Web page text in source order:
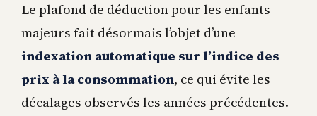
Le plafond de déduction pour les enfants
majeurs fait désormais l’objet d’une
indexation automatique sur l’indice des
prix à la consommation, ce qui évite les
décalages observés les années précédentes.